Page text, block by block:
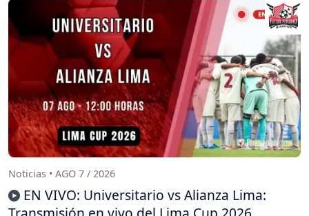
Noticias • AGO 7 / 2026
EN VIVO: Universitario vs Alianza Lima: